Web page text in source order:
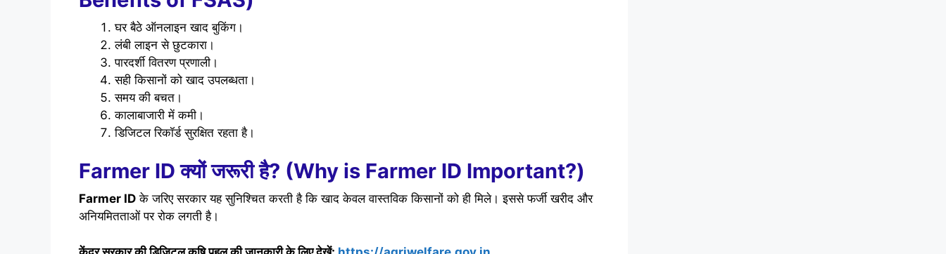
घर बैठे ऑनलाइन खाद बुकिंग।
लंबी लाइन से छुटकारा।
पारदर्शी वितरण प्रणाली।
सही किसानों को खाद उपलब्धता।
समय की बचत।
कालाबाजारी में कमी।
डिजिटल रिकॉर्ड सुरक्षित रहता है।
Farmer ID क्यों जरूरी है? (Why is Farmer ID Important?)
Farmer ID के जरिए सरकार यह सुनिश्चित करती है कि खाद केवल वास्तविक किसानों को ही मिले। इससे फर्जी खरीद और
अनियमितताओं पर रोक लगती है।